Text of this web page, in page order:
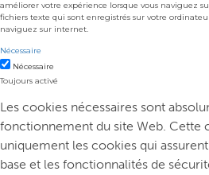
améliorer votre expérience lorsque vous naviguez
fichiers texte qui sont enregistrés sur votre
naviguez sur internet.
Nécessaire
Nécessaire
Toujours activé
Les cookies nécessaires sont
fonctionnement du site Web. Cette
uniquement les cookies qui
base et les fonctionnalités de